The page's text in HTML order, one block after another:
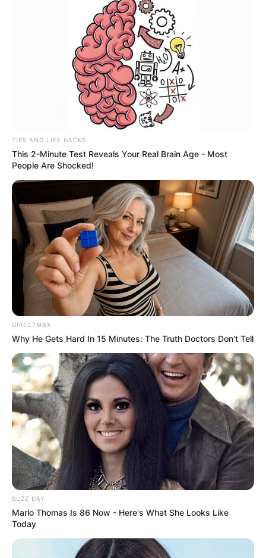
TIPS AND LIFE HACKS
This 2-Minute Test Reveals Your Real Brain Age - Most
People Are Shocked!
DIRECTMAX
Why He Gets Hard In 15 Minutes: The Truth Doctors Don't Tell
BUZZ DAY
Marlo Thomas Is 86 Now - Here's What She Looks Like
Today